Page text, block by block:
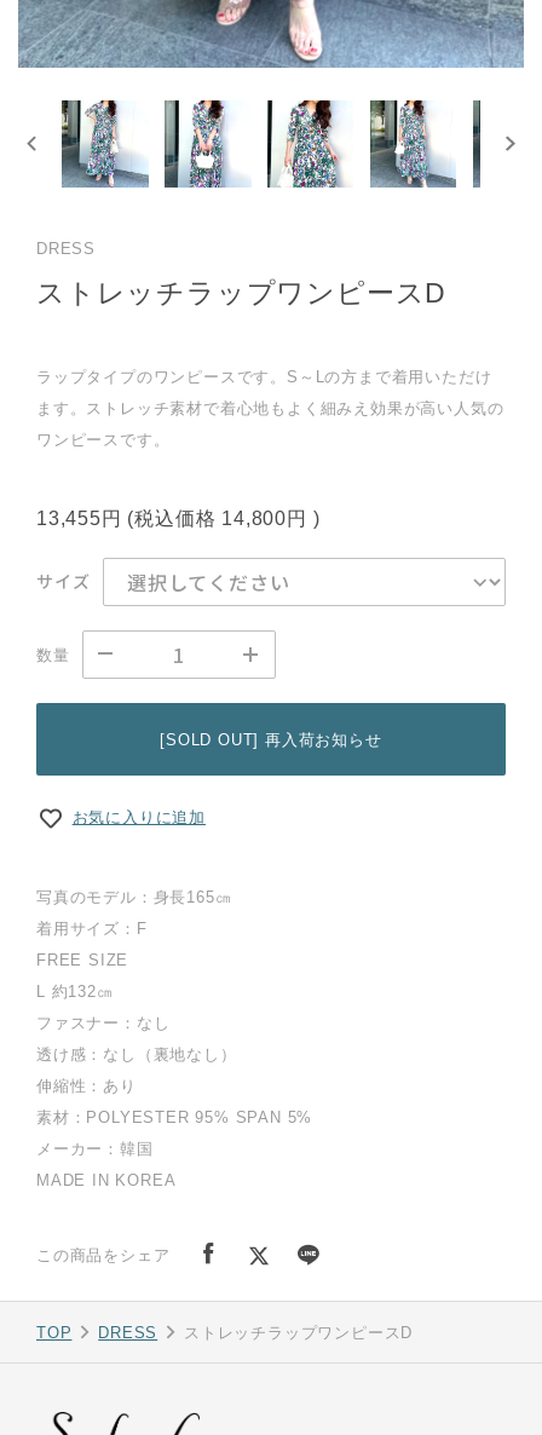
DRESS
ストレッチラップワンピースD
ラップタイプのワンピースです。S～Lの方まで着用いただけ
ます。ストレッチ素材で着心地もよく細みえ効果が高い人気の
ワンピースです。
13,455円 (税込価格 14,800円 )
サイズ
数量
[SOLD OUT] 再入荷お知らせ
お気に入りに追加
写真のモデル：身長165㎝
着用サイズ：F
FREE SIZE
L 約132㎝
ファスナー：なし
透け感：なし（裏地なし）
伸縮性：あり
素材：POLYESTER 95% SPAN 5%
メーカー：韓国
MADE IN KOREA
この商品をシェア
TOP DRESS ストレッチラップワンピースD